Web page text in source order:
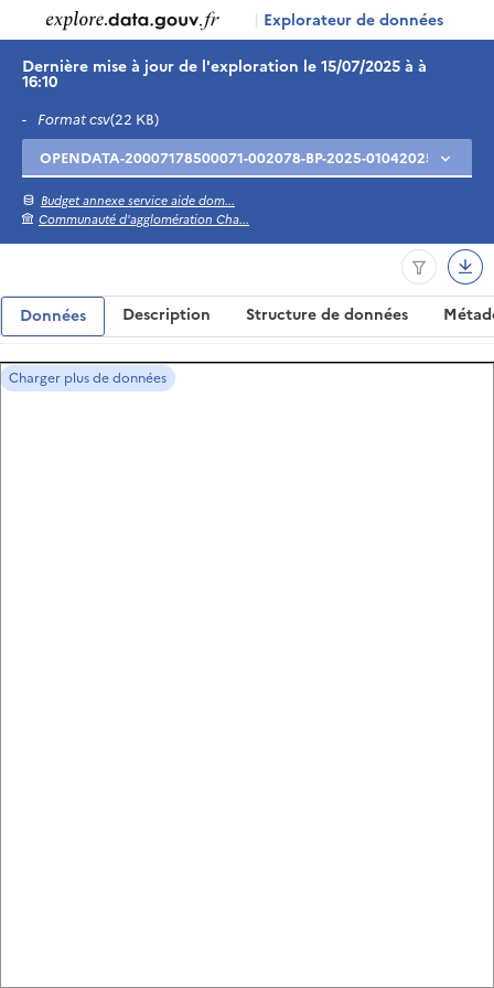
| Explorateur de données
Dernière mise à jour de l'exploration le 15/07/2025 à à
16:10
- Format csv(22 KB)
Budget annexe service aide dom...
Communauté d'agglomération Cha...
Données Description Structure de données
Charger plus de données